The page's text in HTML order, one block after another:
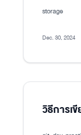
storage
Dec. 30, 2024
วิธีการเ